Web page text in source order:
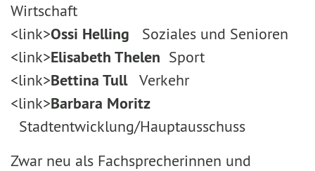
Wirtschaft
<link>Ossi Helling Soziales und Senioren
<link>Elisabeth Thelen Sport
<link>Bettina TullVerkehr
<link>Barbara Moritz
Stadtentwicklung/Hauptausschuss
Zwar neu als Fachsprecherinnen und